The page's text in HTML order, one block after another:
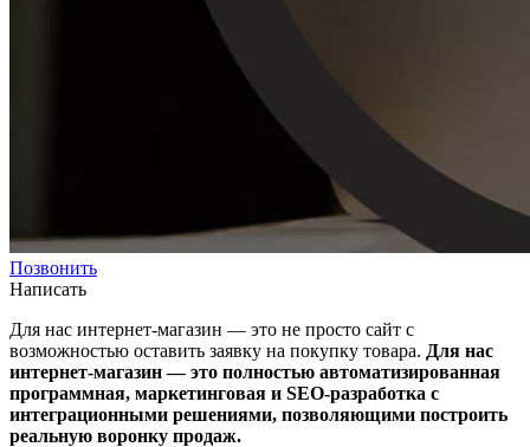
Позвонить
Написать
Для нас интернет-магазин — это не просто сайт с
возможностью оставить заявку на покупку товара. Для нас
интернет-магазин — это полностью автоматизированная
программная, маркетинговая и SEO-разработка с
интеграционными решениями, позволяющими построить
реальную воронку продаж.